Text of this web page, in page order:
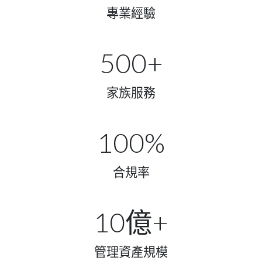
專業經驗
500+
家族服務
100%
合規率​
10億+
管理資產規模